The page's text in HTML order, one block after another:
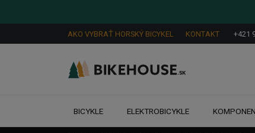
AKO VYBRAŤ HORSKÝ BICYKEL KONTAKT +421
BICYKLE ELEKTROBICYKLE